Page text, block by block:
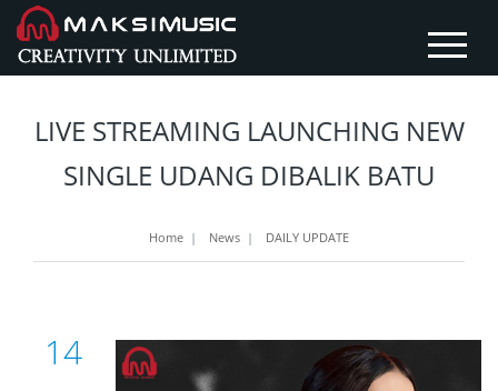
LIVE STREAMING LAUNCHING NEW
SINGLE UDANG DIBALIK BATU
Home | News | DAILY UPDATE
14